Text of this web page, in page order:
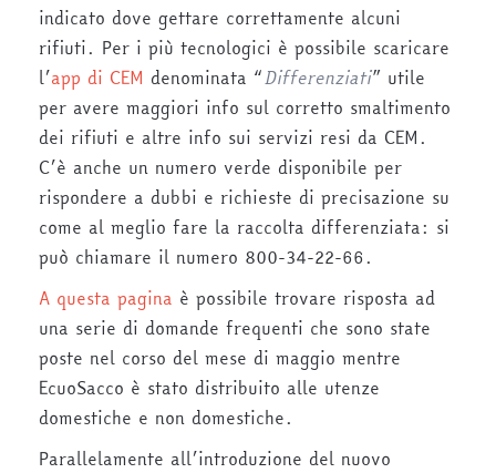
indicato dove gettare correttamente alcuni
rifiuti. Per i più tecnologici è possibile scaricare
l’app di CEM denominata “Differenziati” utile
per avere maggiori info sul corretto smaltimento
dei rifiuti e altre info sui servizi resi da CEM.
C’è anche un numero verde disponibile per
rispondere a dubbi e richieste di precisazione su
come al meglio fare la raccolta differenziata: si
può chiamare il numero 800-34-22-66.
A questa pagina è possibile trovare risposta ad
una serie di domande frequenti che sono state
poste nel corso del mese di maggio mentre
EcuoSacco è stato distribuito alle utenze
domestiche e non domestiche.
Parallelamente all’introduzione del nuovo